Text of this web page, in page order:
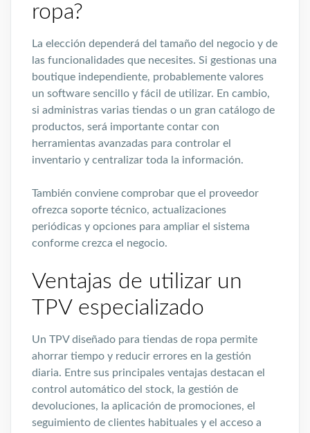
ropa?
La elección dependerá del tamaño del negocio y de
las funcionalidades que necesites. Si gestionas una
boutique independiente, probablemente valores
un software sencillo y fácil de utilizar. En cambio,
si administras varias tiendas o un gran catálogo de
productos, será importante contar con
herramientas avanzadas para controlar el
inventario y centralizar toda la información.
También conviene comprobar que el proveedor
ofrezca soporte técnico, actualizaciones
periódicas y opciones para ampliar el sistema
conforme crezca el negocio.
Ventajas de utilizar un
TPV especializado
Un TPV diseñado para tiendas de ropa permite
ahorrar tiempo y reducir errores en la gestión
diaria. Entre sus principales ventajas destacan el
control automático del stock, la gestión de
devoluciones, la aplicación de promociones, el
seguimiento de clientes habituales y el acceso a